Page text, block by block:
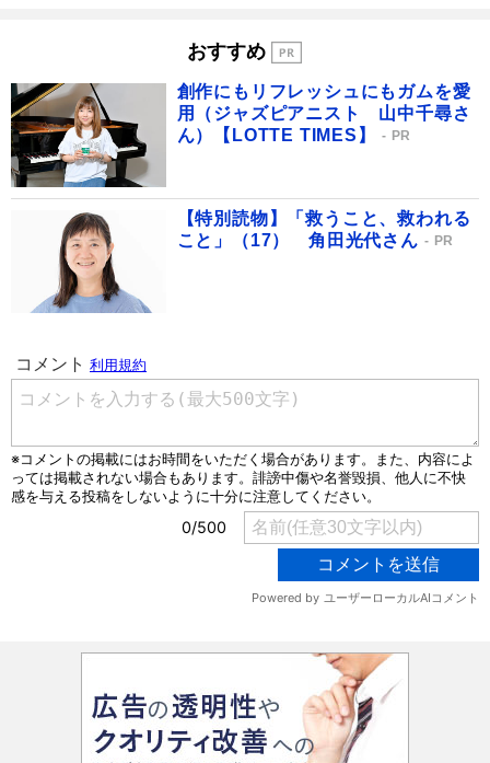
おすすめ
創作にもリフレッシュにもガムを愛
用（ジャズピアニスト 山中千尋さ
ん）【LOTTE TIMES】
PR
【特別読物】「救うこと、救われる
こと」（17） 角田光代さん
PR